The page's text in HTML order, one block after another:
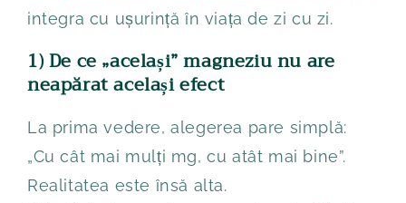
integra cu ușurință în viața de zi cu zi.
1) De ce „același” magneziu nu are
neapărat același efect
La prima vedere, alegerea pare simplă:
„Cu cât mai mulți mg, cu atât mai bine”.
Realitatea este însă alta.